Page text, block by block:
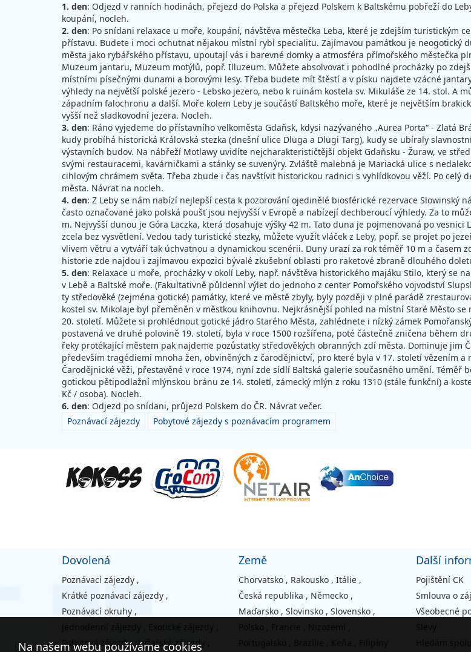
1. den: Odjezd v ranních hodinách, přejezd do Polska a přejezd Polskem k Baltskému pobřeží do
koupání, nocleh.
2. den: Po snídani relaxace u moře, koupání, návštěva městečka Leba, které je zdejším turistickým
přístavu. Budete i moci ochutnat nějakou místní rybí specialitu. Zajímavou památkou je
města jako rybářského přístavu, upoutají vás i barevné domky a atmosféra přímořského městečka
Muzeum jantaru, Muzeum motýlů, popř. Illuzeum. Můžete absolvovat i pohodlné procházky po
místními písečnými dunami a borovými lesy. Třeba budete mít štěstí a v písku najdete vzácné
výhledy na největší polské jezero - Lebsko jezero, nebo k ruinám kostela sv. Mikuláše ze 14. stol. A
západním falochronu a další. Moře kolem Leby je součástí Baltského moře, které je největším
vyšší než sladkovodní jezera. Nocleh.
3. den: Ráno vyjedeme do přístavního velkoměsta Gdaňsk, kdysi nazývaného „Aurea Porta“ - Zlatá
kudy probíhá historická Královská stezka (dnešní ulice Dluga a Dlugi Targ), kudy se ubíraly
výstavních budov. Na nábřeží Motlawy uvidíte nejcharakterističtější objekt Gdaňsku - Žuraw, ve
svými restauracemi, kavárničkami a stánky se suvenýry. Zvláště malebná je Mariacká ulice s
cihlovým chrámem světa. Třeba zbude i čas navštívit historickou radnici s vyhlídkovou věží. Po
města. Návrat na nocleh.
4. den: Z Leby se nám nabízí nejlepší cesta k pozorování ojedinělé biosférické rezervace Slowinský
často označované jako polská poušť jsou nejvyšší v Evropě a nabízejí dechberoucí výhledy. Za to
m. Nejvyšší dunou je Góra Laczka, která dosahuje výšky 42 m. Tato duna je pojmenovaná po
zcela bez vysvětlení. Vedou tady turistické stezky, můžete využít vláček z Leby, popř. se projet po
vlivem větru a vytváří tak úchvatnou a dynamickou scenérii. Duny urazí za rok téměř 10 m a časem
historie zde najdou i zajímavou expozici bývalé zkušební oblasti pro raketové zbraně dlouhého
5. den: Relaxace u moře, procházky v okolí Leby, např. návštěva historického majáku Stilo, který se
v Lebě a Baltské moře. (Fakultativně půldenní výlet do jednoho z center Pomořského vojvodství
ty středověké (zejména gotické) památky, které ve městě zbyly, byly později v plné parádě
kostel sv. Mikolaje byl přeměněn v městkou knihovnu. Nejkrásnější pohled na místní Staré Město
20. století. Můžete si prohlédnout gotické jádro Starého Města, zahlédnete i nízký zámek
postavená ve druhé polovině 19. století, byla v roce 1500 rozšířena, poté částečně zničena během
řeky protékající městem pak najdeme pozůstatky středověkých obranných zdí města. Dominuje jim
především tragédiemi mnoha žen, obviněných z čarodějnictví, pro které byla v 17. století vězením
Čarodějnické věži, přestavěné v roce 1974, nyní zde sídlí Baltská galerie současného umění.
gotickou pětipodlažní mlýnskou bránu ze 14. století, zámecký mlýn z roku 1310 (stále funkční) a
Kč / osoba). Nocleh.
6. den: Odjezd po snídani, průjezd Polskem do ČR. Návrat večer.
Poznávací zájezdy
Pobytové zájezdy s poznávacím programem
Dovolená
Poznávací zájezdy ,
Krátké poznávací zájezdy ,
Poznávací okruhy ,
Pobytové zájezdy , Lyžařské zájezdy
Země
Chorvatsko , Rakousko , Itálie ,
Česká republika , Německo ,
Maďarsko , Slovinsko , Slovensko ,
Další
Pojištění CK
Smlouva o
Všeobecné
Na našem webu používáme cookies